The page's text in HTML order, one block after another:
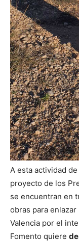
A esta actividad
proyecto de los
se encuentran en
obras para
Valencia por el
Fomento quiere